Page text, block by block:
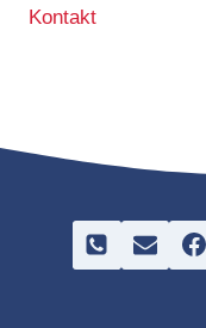
Kontakt